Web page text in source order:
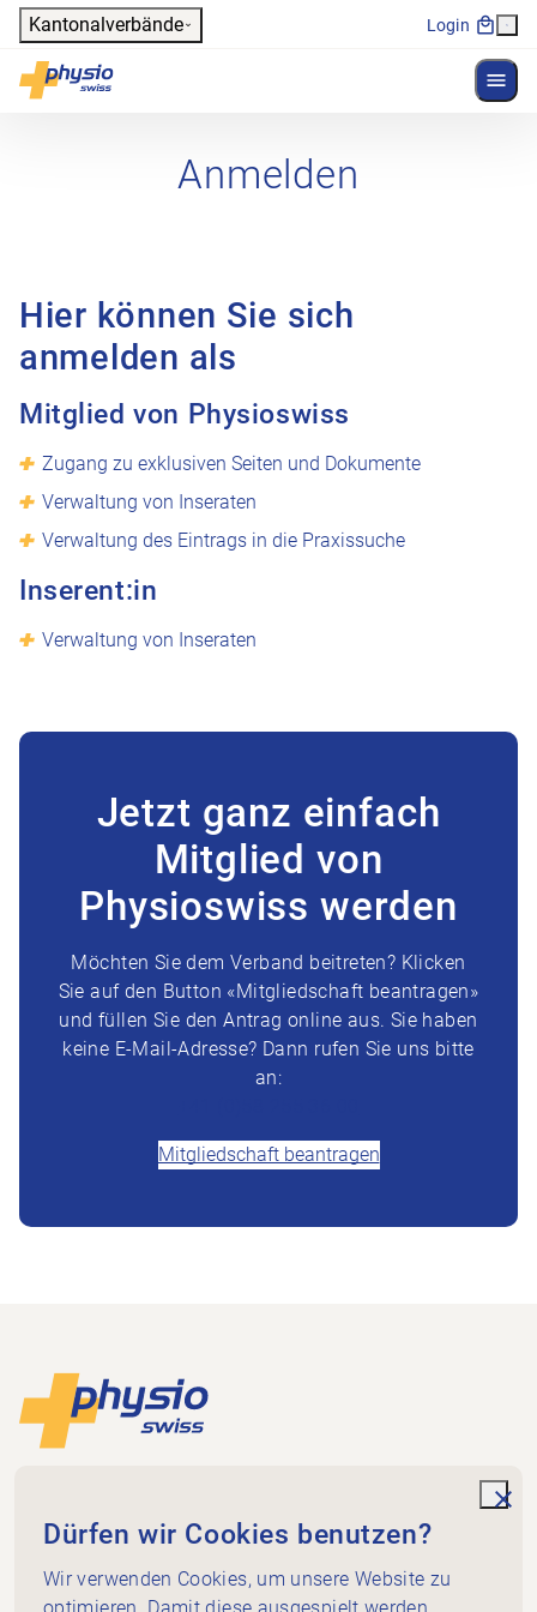
Header
Kantonalverbände Login
Physioswiss
Hauptnavigation
Anmelden
Hier können Sie sich
anmelden als
Mitglied von Physioswiss
Zugang zu exklusiven Seiten und Dokumente
Verwaltung von Inseraten
Verwaltung des Eintrags in die Praxissuche
Inserent:in
Verwaltung von Inseraten
Jetzt ganz einfach
Mitglied von
Physioswiss werden
Möchten Sie dem Verband beitreten? Klicken
Sie auf den Button «Mitgliedschaft beantragen»
und füllen Sie den Antrag online aus. Sie haben
keine E-Mail-Adresse? Dann rufen Sie uns bitte
an:
Mitgliedschaft beantragen
Footer
Dammweg 3
3013 Bern
+41 58 255 36 00
info@physioswiss.ch
Dürfen wir Cookies benutzen?
Wir verwenden Cookies, um unsere Website zu